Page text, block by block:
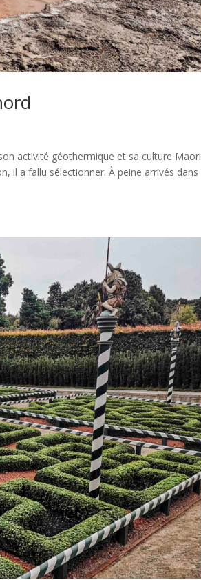
activité géothermique et sa culture Maori
il a fallu sélectionner. À peine arrivés dans